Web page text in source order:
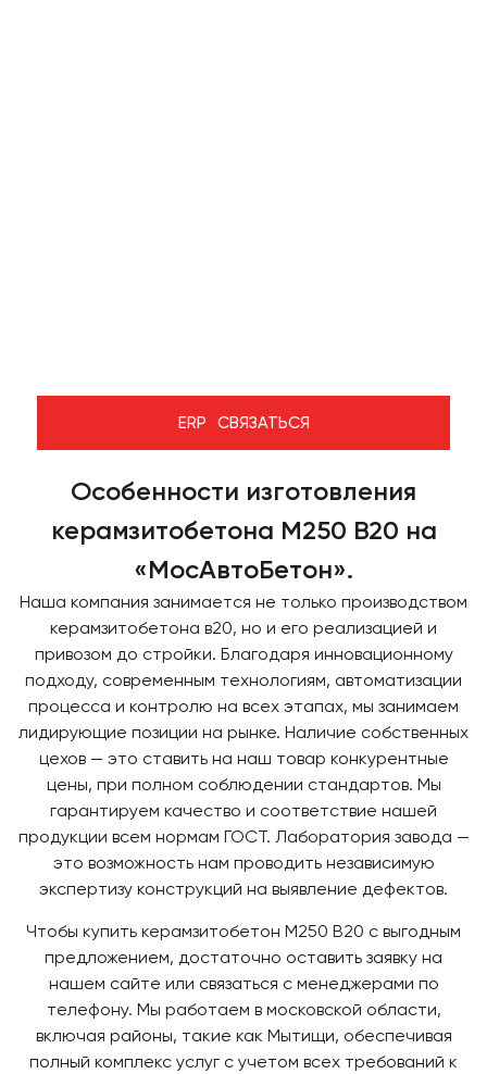
мешалки 3м3
Система подачи
условиях
Утепленные бункера
для прогрева нерудных
материалов
СВЯЗАТЬСЯ
Особенности изготовления
керамзитобетона М250 В20 на
«МосАвтоБетон».
Наша компания занимается не только производством
керамзитобетона в20, но и его реализацией и
привозом до стройки. Благодаря инновационному
подходу, современным технологиям, автоматизации
процесса и контролю на всех этапах, мы занимаем
лидирующие позиции на рынке. Наличие собственных
цехов — это ставить на наш товар конкурентные
цены, при полном соблюдении стандартов. Мы
гарантируем качество и соответствие нашей
продукции всем нормам ГОСТ. Лаборатория завода —
это возможность нам проводить независимую
экспертизу конструкций на выявление дефектов.
Чтобы купить керамзитобетон М250 В20 с выгодным
предложением, достаточно оставить заявку на
нашем сайте или связаться с менеджерами по
телефону. Мы работаем в московской области,
включая районы, такие как Мытищи, обеспечивая
полный комплекс услуг с учетом всех требований к